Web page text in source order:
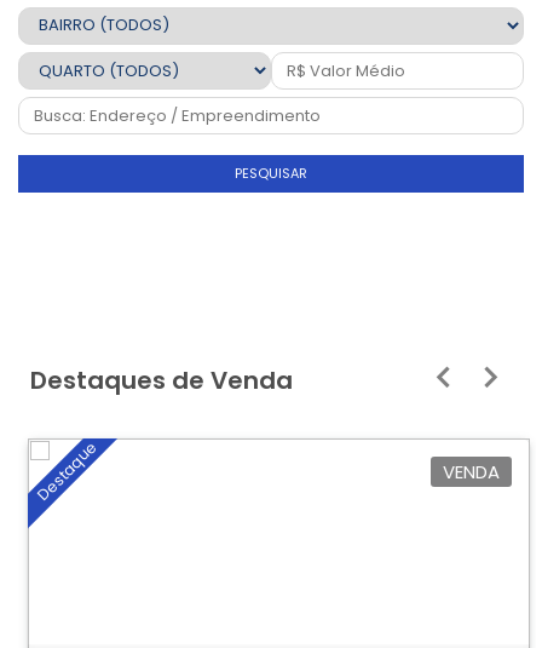
PESQUISAR
Destaques de Venda
Destaque VENDA